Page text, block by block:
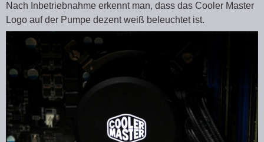
Nach Inbetriebnahme erkennt man, dass das Cooler Master
Logo auf der Pumpe dezent weiß beleuchtet ist.